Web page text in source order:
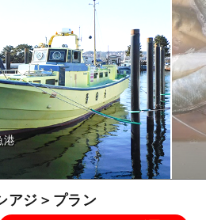
港
アジ＞プラン